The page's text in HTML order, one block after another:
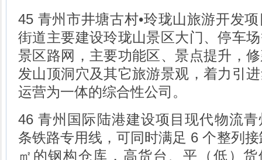
45 青州市井塘古村•玲珑山旅游开发
街道主要建设玲珑山景区大门、停车
景区路网，主要功能区、景点提升，
发山顶洞穴及其它旅游景观，着力引
运营为一体的综合性公司。
46 青州国际陆港建设项目现代物流
条铁路专用线，可同时满足 6 个整列
㎡的钢构仓库，高货台、平（低）